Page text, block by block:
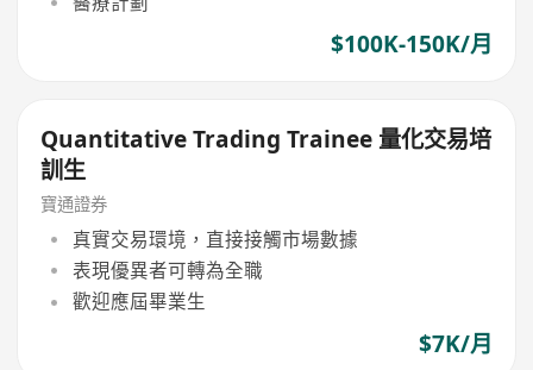
$100K-150K/月
Quantitative Trading Trainee 量化交易培
訓生
寶通證券
真實交易環境，直接接觸市場數據
表現優異者可轉為全職
歡迎應屆畢業生
$7K/月